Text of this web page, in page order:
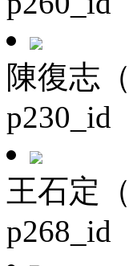
陳復志
p230_id
王石定
p268_id